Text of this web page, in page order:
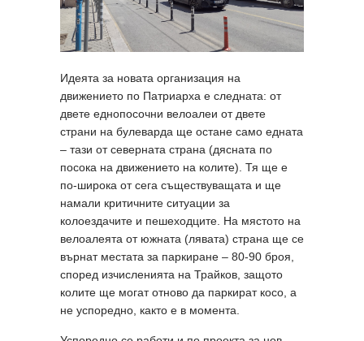
Идеята за новата организация на
движението по Патриарха е следната: от
двете еднопосочни велоалеи от двете
страни на булеварда ще остане само едната
– тази от северната страна (дясната по
посока на движението на колите). Тя ще е
по-широка от сега съществуващата и ще
намали критичните ситуации за
колоездачите и пешеходците. На мястото на
велоалеята от южната (лявата) страна ще се
върнат местата за паркиране – 80-90 броя,
според изчисленията на Трайков, защото
колите ще могат отново да паркират косо, а
не успоредно, както е в момента.